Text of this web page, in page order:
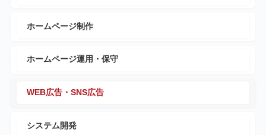
ホームページ制作
ホームページ運用・保守
WEB広告・SNS広告
システム開発